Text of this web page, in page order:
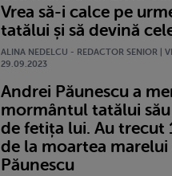
Vrea să-i calce pe
tatălui și să devină
ALINA NEDELCU - REDACTOR SENIOR |
29.09.2023
Andrei Păunescu a
mormântul tatălui
de fetița lui. Au trecut
de la moartea marelui
Păunescu